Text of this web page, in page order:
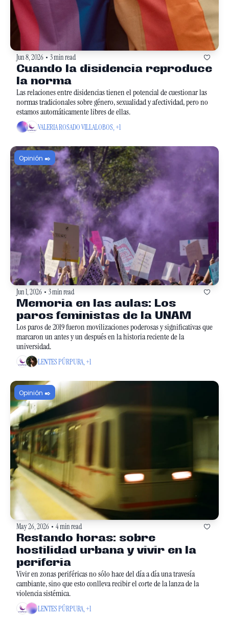
Jun 8, 2026 • 3 min read
Cuando la disidencia reproduce
la norma
Las relaciones entre disidencias tienen el potencial de cuestionar las
normas tradicionales sobre género, sexualidad y afectividad, pero no
estamos automáticamente libres de ellas.
VALERIA ROSADO VILLALOBOS, +1
Opinión ✒️
Jun 1, 2026 • 3 min read
Memoria en las aulas: Los
paros feministas de la UNAM
Los paros de 2019 fueron movilizaciones poderosas y significativas que
marcaron un antes y un después en la historia reciente de la
LENTES PÚRPURA, +1
Opinión ✒️
May 26, 2026 • 4 min read
Restando horas: sobre
hostilidad urbana y vivir en la
periferia
Vivir en zonas periféricas no sólo hace del día a día una travesía
cambiante, sino que esto conlleva recibir el corte de la lanza de la
LENTES PÚRPURA, +1